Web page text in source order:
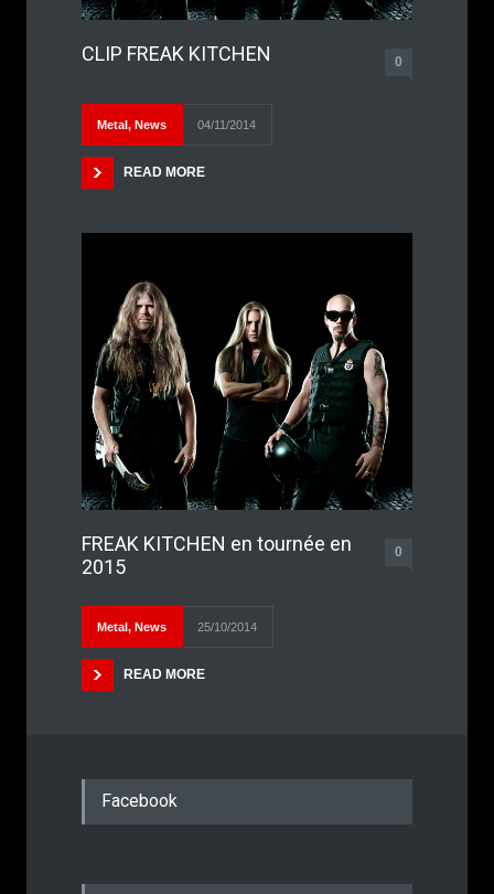
CLIP FREAK KITCHEN 0
Metal, News 04/11/2014
READ MORE
FREAK KITCHEN en tournée en
2015
0
Metal, News 25/10/2014
READ MORE
Facebook